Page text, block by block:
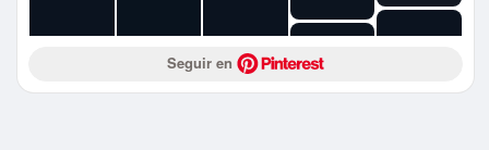
Seguir en